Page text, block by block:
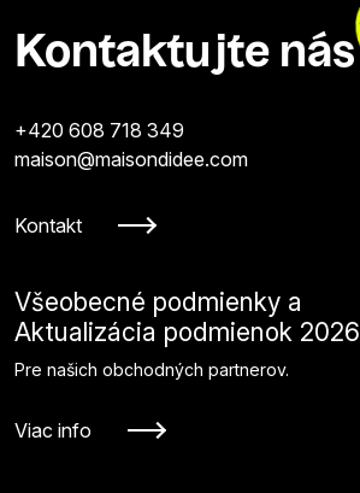
Kontaktujte nás
+420 608 718 349
maison@maisondidee.com
Kontakt
Všeobecné podmienky a
Aktualizácia podmienok 2026
Pre našich obchodných partnerov.
Viac info